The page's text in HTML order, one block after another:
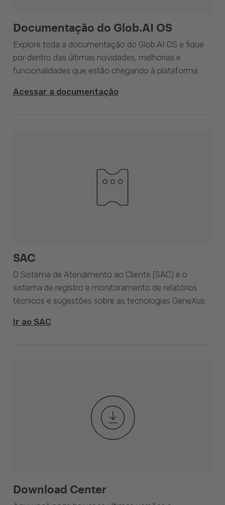
Documentação do Glob.AI OS
Explore toda a documentação do Glob.AI OS e fique
por dentro das últimas novidades, melhorias e
funcionalidades que estão chegando à plataforma.
Acessar a documentação
SAC
O Sistema de Atendimento ao Cliente (SAC) é o
sistema de registro e monitoramento de relatórios
técnicos e sugestões sobre as tecnologias GeneXus.
Ir ao SAC
Download Center